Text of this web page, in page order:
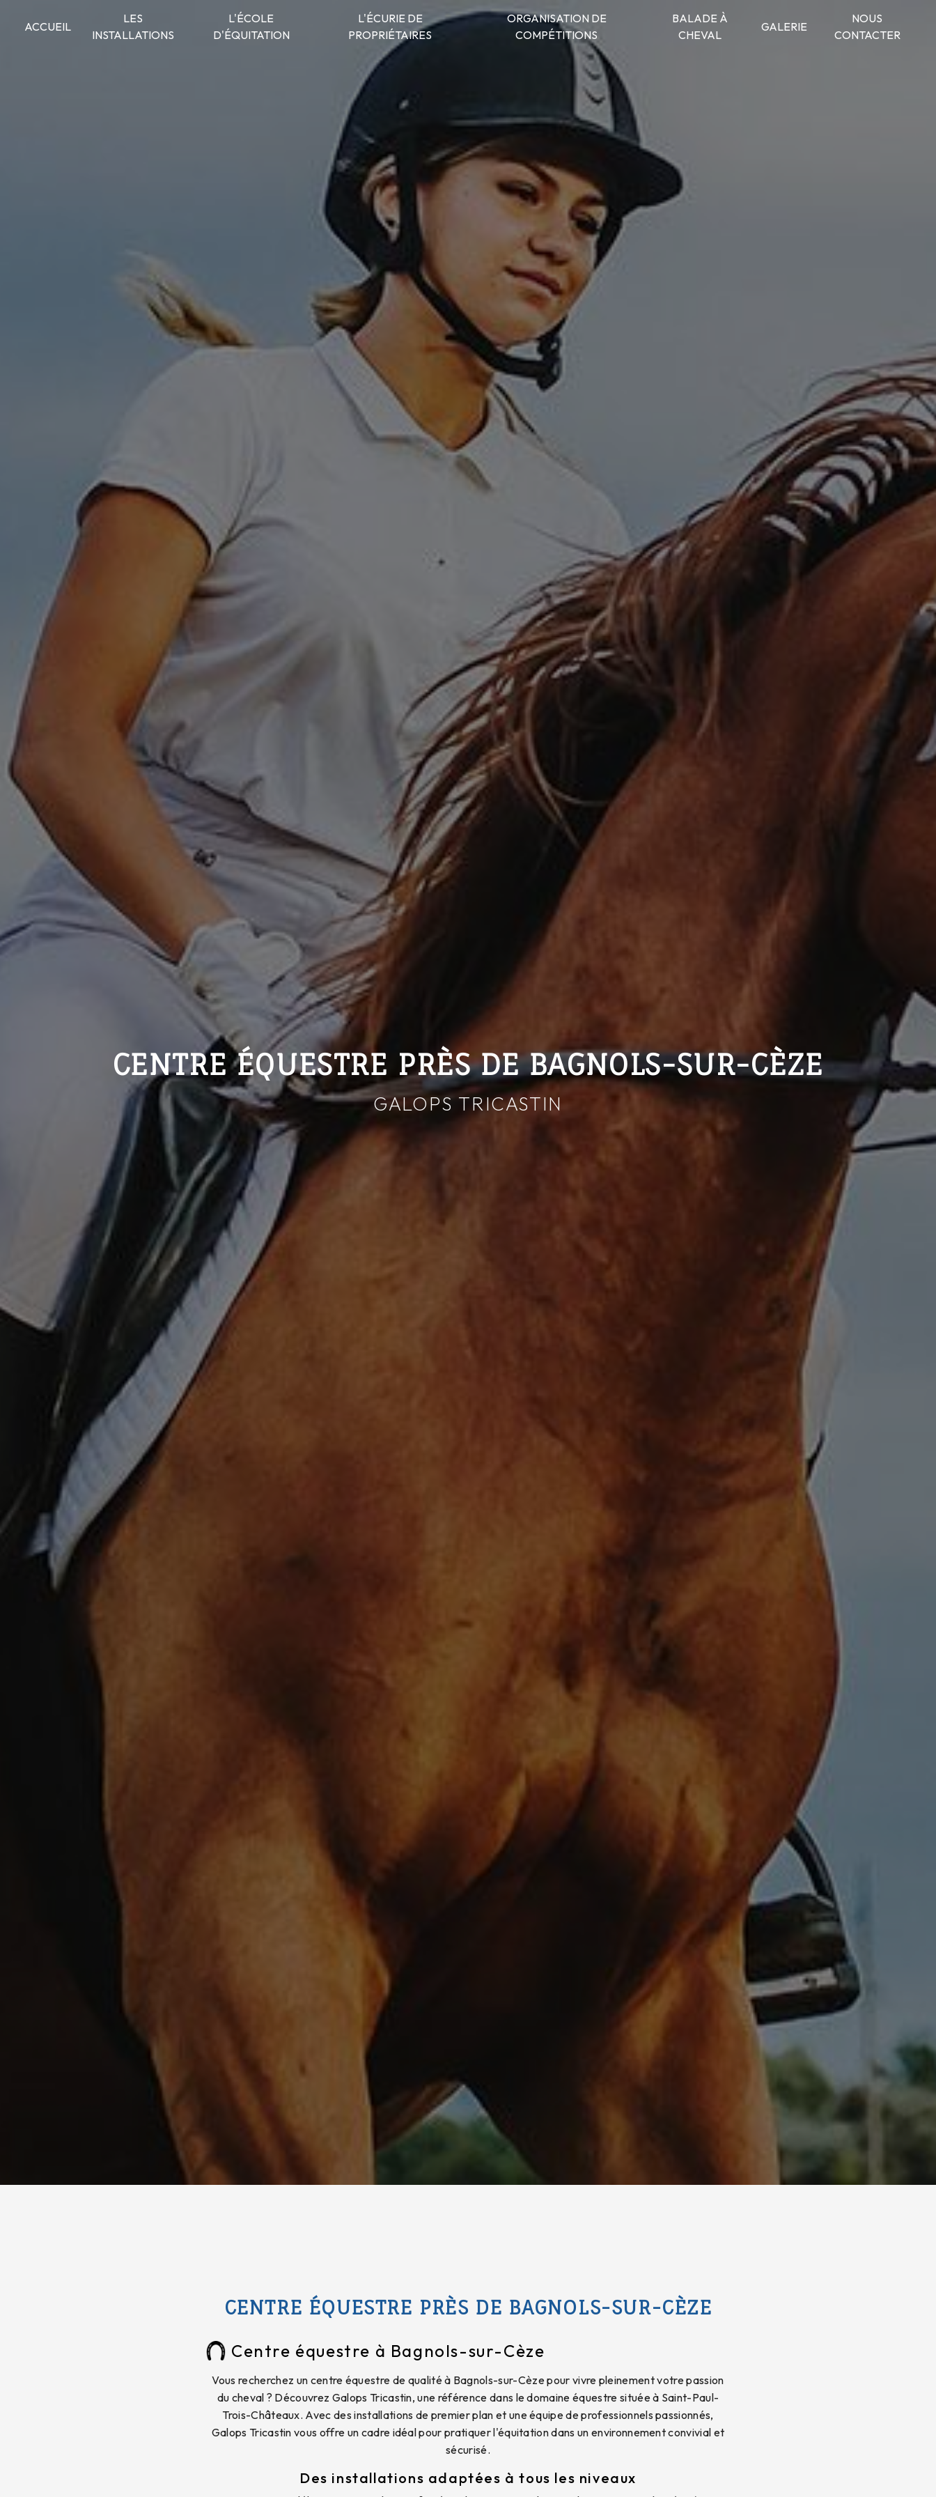
ACCUEIL
LES
INSTALLATIONS
L'ÉCOLE
D'ÉQUITATION
L'ÉCURIE DE
PROPRIÉTAIRES
ORGANISATION DE
COMPÉTITIONS
BALADE À
CHEVAL
GALERIE
NOUS
CONTACTER
CENTRE ÉQUESTRE PRÈS DE BAGNOLS-SUR-CÈZE
GALOPS TRICASTIN
CENTRE ÉQUESTRE PRÈS DE BAGNOLS-SUR-CÈZE
Centre équestre à Bagnols-sur-Cèze
Vous recherchez un centre équestre de qualité à Bagnols-sur-Cèze pour vivre pleinement votre passion
du cheval ? Découvrez Galops Tricastin, une référence dans le domaine équestre située à Saint-Paul-
Trois-Châteaux. Avec des installations de premier plan et une équipe de professionnels passionnés,
Galops Tricastin vous offre un cadre idéal pour pratiquer l'équitation dans un environnement convivial et
sécurisé.
Des installations adaptées à tous les niveaux